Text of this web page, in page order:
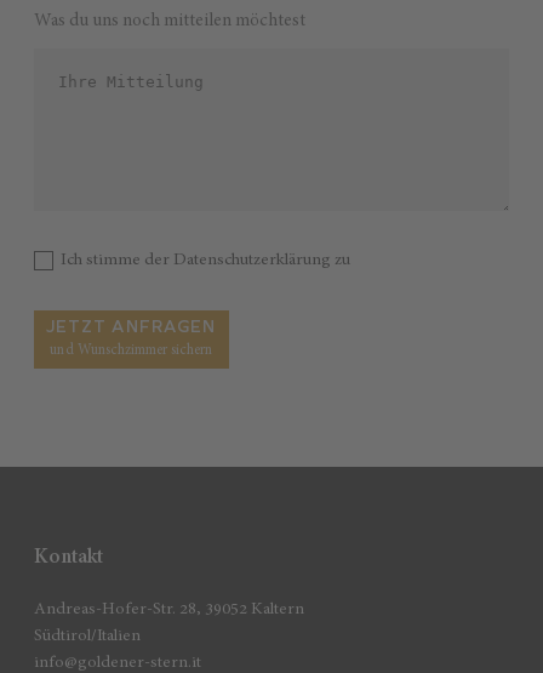
Was du uns noch mitteilen möchtest
Ich stimme der Datenschutzerklärung zu
JETZT ANFRAGEN
und Wunschzimmer sichern
Kontakt
Andreas-Hofer-Str. 28, 39052 Kaltern
Südtirol/Italien
info@goldener-stern.it